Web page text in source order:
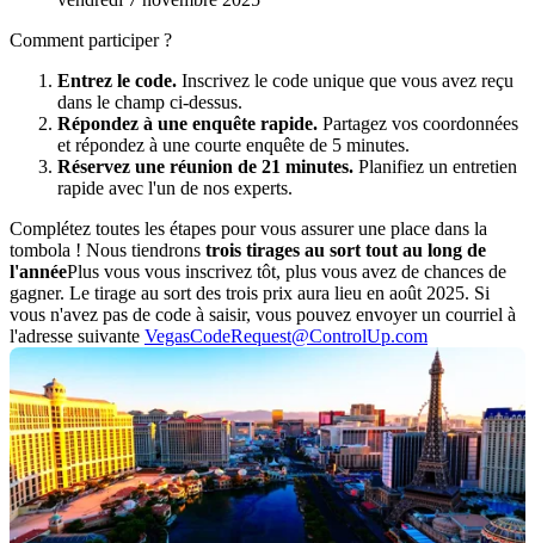
Comment participer ?
Entrez le code. Inscrivez le code unique que vous avez reçu
dans le champ ci-dessus.
Répondez à une enquête rapide. Partagez vos coordonnées
et répondez à une courte enquête de 5 minutes.
Réservez une réunion de 21 minutes. Planifiez un entretien
rapide avec l'un de nos experts.
Complétez toutes les étapes pour vous assurer une place dans la
tombola ! Nous tiendrons trois tirages au sort tout au long de
l'annéePlus vous vous inscrivez tôt, plus vous avez de chances de
gagner. Le tirage au sort des trois prix aura lieu en août 2025. Si
vous n'avez pas de code à saisir, vous pouvez envoyer un courriel à
l'adresse suivante VegasCodeRequest@ControlUp.com